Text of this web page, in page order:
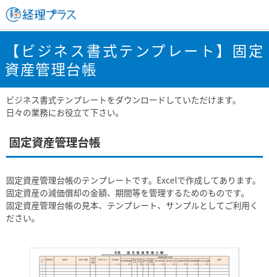
【ビジネス書式テンプレート】固定
資産管理台帳
ビジネス書式テンプレートをダウンロードしていただけます。
日々の業務にお役立て下さい。
固定資産管理台帳
固定資産管理台帳のテンプレートです。Excelで作成してあります。
固定資産の減価償却の金額、期間等を管理するためのものです。
固定資産管理台帳の見本、テンプレート、サンプルとしてご利用く
ださい。